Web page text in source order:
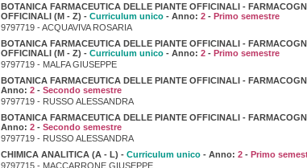
BOTANICA FARMACEUTICA DELLE PIANTE OFFICINALI -
OFFICINALI (M - Z) - Curriculum unico - Anno: 2 - Primo semestre
9797719 - ACQUAVIVA ROSARIA
BOTANICA FARMACEUTICA DELLE PIANTE OFFICINALI -
OFFICINALI (M - Z) - Curriculum unico - Anno: 2 - Primo semestre
9797719 - MALFA GIUSEPPE
BOTANICA FARMACEUTICA DELLE PIANTE OFFICINALI -
Anno: 2 - Secondo semestre
9797719 - RUSSO ALESSANDRA
BOTANICA FARMACEUTICA DELLE PIANTE OFFICINALI -
Anno: 2 - Secondo semestre
9797719 - RUSSO ALESSANDRA
CHIMICA ANALITICA (A - L) - Curriculum unico - Anno: 2 - Primo
9797715 - MACCARRONE GIUSEPPE